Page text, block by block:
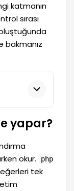
katmanın
sırası
bakmanız
yapar?
okur.
php
tek